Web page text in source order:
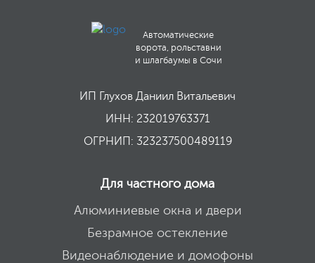
Автоматические
ворота, рольставни
и шлагбаумы в Сочи
ИП Глухов Даниил Витальевич
ИНН: 232019763371
ОГРНИП: 323237500489119
Для частного дома
Алюминиевые окна и двери
Безрамное остекление
Видеонаблюдение и домофоны